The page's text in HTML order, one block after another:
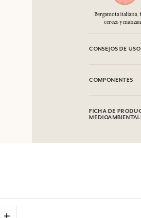
Bergamota italiana,
cerezo y
CONSEJOS DE USO
COMPONENTES
Isomethyl lonone,
FICHA DE
Por favor,